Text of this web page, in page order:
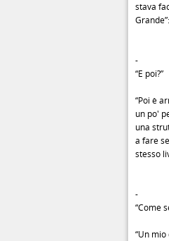
stava
-
“E poi?”
“Poi è
un po'
una
a fare
stesso
-
“Come
“Un